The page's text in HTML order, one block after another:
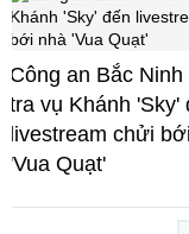
Công an Bắc Ninh
tra vụ Khánh 'Sky'
livestream chửi
'Vua Quạt'